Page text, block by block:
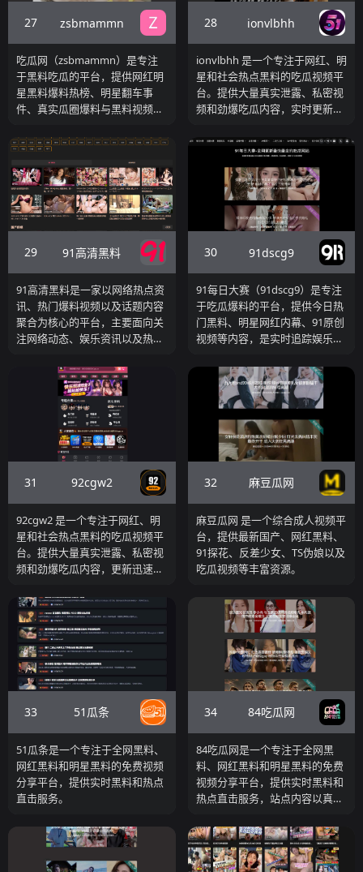
27 zsbmammn
吃瓜网（zsbmammn）是专注
于黑料吃瓜的平台，提供网红明
星黑料爆料热榜、明星翻车事
件、真实瓜圈爆料与黑料视频，
28 ionvlbhh
ionvlbhh 是一个专注于网红、明
星和社会热点黑料的吃瓜视频平
台。提供大量真实泄露、私密视
频和劲爆吃瓜内容，实时更新，
质资源站。
29 91高清黑料
91高清黑料是一家以网络热点资
讯、热门爆料视频以及话题内容
聚合为核心的平台，主要面向关
注网络动态、娱乐资讯以及热门
整合不同来源的话题内容、视频
资源以及热点资讯，帮助用户快
速了解当前网络中关注度较高的
事件和讨论方向。相比传统新闻
资讯网站，91高清黑料更加侧重
于网络传播热点和话题事件整
理，通过聚合展示方式提升用户
获取热门信息的效率。
30 91dscg9
91每日大赛（91dscg9）是专注
于吃瓜爆料的平台，提供今日热
门黑料、明星网红内幕、91原创
视频等内容，是实时追踪娱乐圈
31 92cgw2
92cgw2 是一个专注于网红、明
星和社会热点黑料的吃瓜视频平
台。提供大量真实泄露、私密视
频和劲爆吃瓜内容，更新迅速，
质资源站。
32 麻豆瓜网
麻豆瓜网 是一个综合成人视频平
台，提供最新国产、网红黑料、
91探花、反差少女、TS伪娘以及
吃瓜视频等丰富资源。
33 51瓜条
51瓜条是一个专注于全网黑料、
网红黑料和明星黑料的免费视频
分享平台，提供实时黑料和热点
直击服务。
34 84吃瓜网
84吃瓜网是一个专注于全网黑
料、网红黑料和明星黑料的免费
视频分享平台，提供实时黑料和
热点直击服务，站点内容以真实
爆料为主。